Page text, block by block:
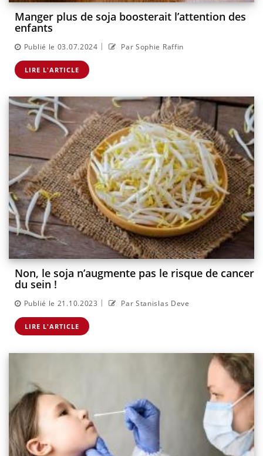
Manger plus de soja boosterait l’attention des
enfants
Publié le 03.07.2024 | Par Sophie Raffin
LIRE L'ARTICLE
Non, le soja n’augmente pas le risque de cancer
du sein !
Publié le 21.10.2023 | Par Stanislas Deve
LIRE L'ARTICLE